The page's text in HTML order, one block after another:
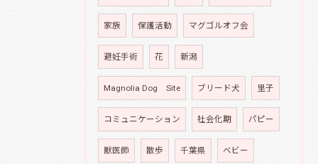
家族 保護活動 マグゴルオフ会
避妊手術 花 新潟
Magnolia Dog Site ブリード犬 里子
コミュニケーション 社会化期 パピー
獣医師 散歩 千葉県 ベビー